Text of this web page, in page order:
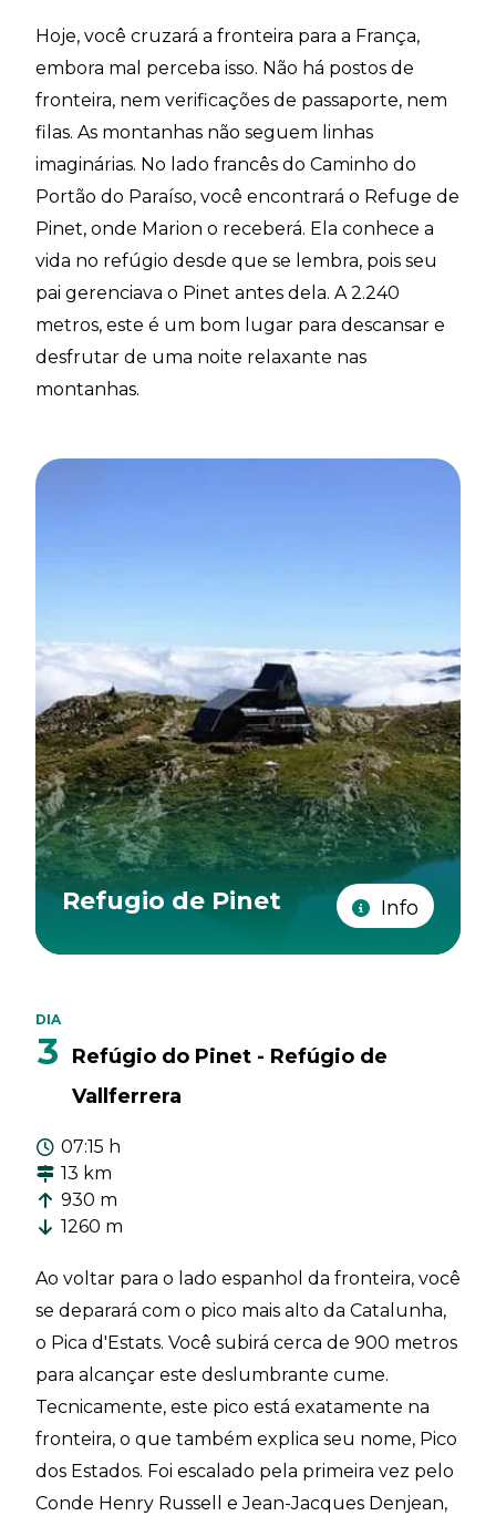
Hoje, você cruzará a fronteira para a França,
embora mal perceba isso. Não há postos de
fronteira, nem verificações de passaporte, nem
filas. As montanhas não seguem linhas
imaginárias. No lado francês do Caminho do
Portão do Paraíso, você encontrará o Refuge de
Pinet, onde Marion o receberá. Ela conhece a
vida no refúgio desde que se lembra, pois seu
pai gerenciava o Pinet antes dela. A 2.240
metros, este é um bom lugar para descansar e
desfrutar de uma noite relaxante nas
montanhas.
Refugio de Pinet Info
DIA
3
Refúgio do Pinet - Refúgio de
Vallferrera
07:15 h
13 km
930 m
1260 m
Ao voltar para o lado espanhol da fronteira, você
se deparará com o pico mais alto da Catalunha,
o Pica d'Estats. Você subirá cerca de 900 metros
para alcançar este deslumbrante cume.
Tecnicamente, este pico está exatamente na
fronteira, o que também explica seu nome, Pico
dos Estados. Foi escalado pela primeira vez pelo
Conde Henry Russell e Jean-Jacques Denjean,